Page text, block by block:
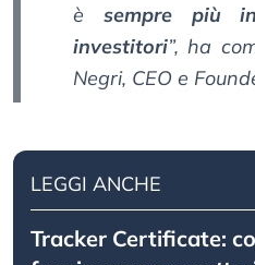
è sempre più
investitori”, ha
Negri, CEO e
LEGGI ANCHE
Tracker Certificate: